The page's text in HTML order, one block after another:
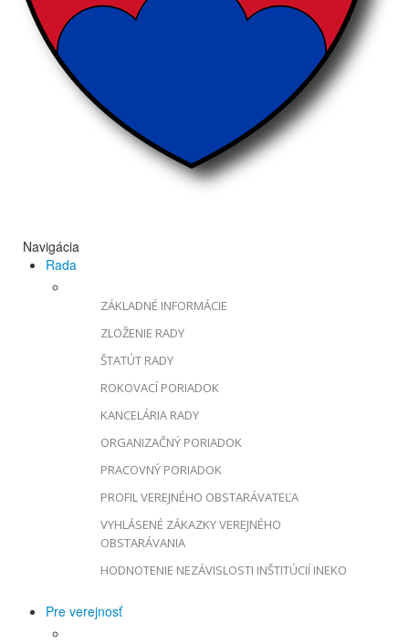
Navigácia
Rada
ZÁKLADNÉ INFORMÁCIE
ZLOŽENIE RADY
ŠTATÚT RADY
ROKOVACÍ PORIADOK
KANCELÁRIA RADY
ORGANIZAČNÝ PORIADOK
PRACOVNÝ PORIADOK
PROFIL VEREJNÉHO OBSTARÁVATEĽA
VYHLÁSENÉ ZÁKAZKY VEREJNÉHO
OBSTARÁVANIA
HODNOTENIE NEZÁVISLOSTI INŠTITÚCIÍ INEKO
Pre verejnosť